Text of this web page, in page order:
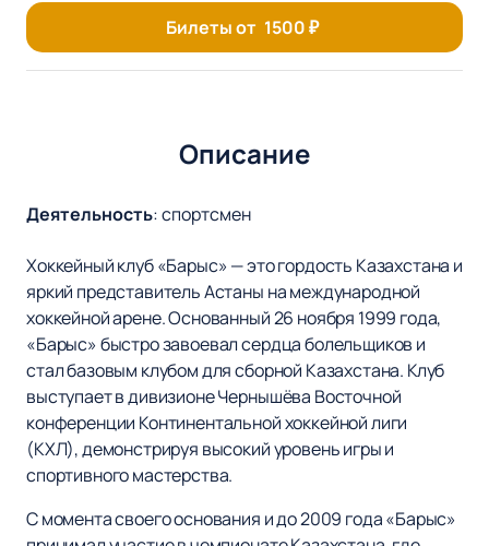
Билеты от 1500₽
Описание
Деятельность:спортсмен
Хоккейный клуб «Барыс» — это гордость Казахстана и
яркий представитель Астаны на международной
хоккейной арене. Основанный 26 ноября 1999 года,
«Барыс» быстро завоевал сердца болельщиков и
стал базовым клубом для сборной Казахстана. Клуб
выступает в дивизионе Чернышёва Восточной
конференции Континентальной хоккейной лиги
(КХЛ), демонстрируя высокий уровень игры и
спортивного мастерства.
С момента своего основания и до 2009 года «Барыс»